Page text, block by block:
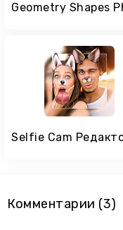
Комментарии (3)